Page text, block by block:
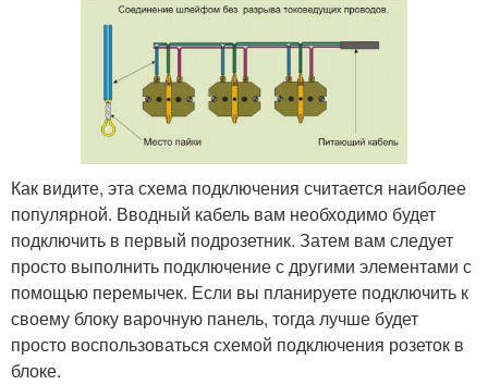
Как видите, эта схема подключения считается наиболее
популярной. Вводный кабель вам необходимо будет
подключить в первый подрозетник. Затем вам следует
просто выполнить подключение с другими элементами с
помощью перемычек. Если вы планируете подключить к
своему блоку варочную панель, тогда лучше будет
просто воспользоваться схемой подключения розеток в
блоке.